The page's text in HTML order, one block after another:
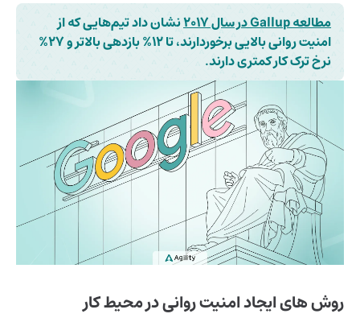
مطالعه Gallup در سال 2017
نشان داد تیم‌هایی که از
امنیت روانی بالایی برخوردارند، تا 12% بازدهی بالاتر و 27%
نرخ ترک کار کمتری دارند.
روش های ایجاد امنیت روانی در محیط کار